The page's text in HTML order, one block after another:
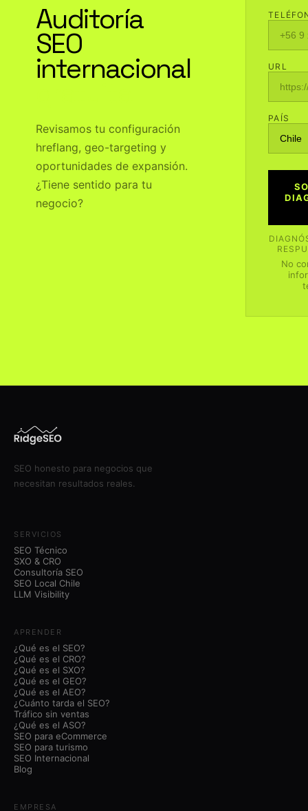
Auditoría
SEO
internacional
Revisamos tu configuración
hreflang, geo-targeting y
oportunidades de expansión.
¿Tiene sentido para tu
negocio?
URL
PAÍS
No
SEO honesto para negocios que
necesitan resultados reales.
SERVICIOS
SEO Técnico
SXO & CRO
Consultoría SEO
SEO Local Chile
LLM Visibility
APRENDER
¿Qué es el SEO?
¿Qué es el CRO?
¿Qué es el SXO?
¿Qué es el GEO?
¿Qué es el AEO?
¿Cuánto tarda el SEO?
Tráfico sin ventas
¿Qué es el ASO?
SEO para eCommerce
SEO para turismo
SEO Internacional
Blog
EMPRESA